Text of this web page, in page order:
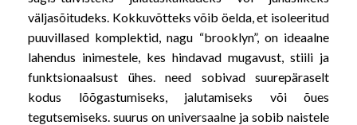
väljasõitudeks. Kokkuvõtteks võib öelda, et isoleeritud
puuvillased komplektid, nagu “brooklyn”, on ideaalne
lahendus inimestele, kes hindavad mugavust, stiili ja
funktsionaalsust ühes. need sobivad suurepäraselt
kodus lõõgastumiseks, jalutamiseks või õues
tegutsemiseks. suurus on universaalne ja sobib naistele